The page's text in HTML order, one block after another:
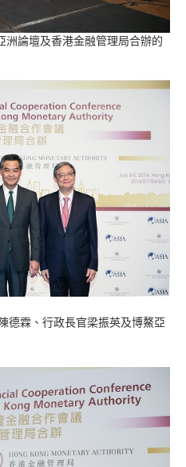
洲論壇及香港金融管理局合辦的
德霖、行政長官梁振英及博鰲亞